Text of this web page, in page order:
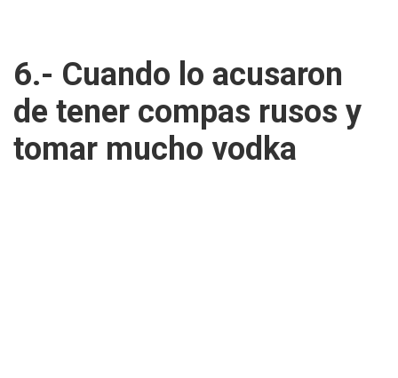
6.- Cuando lo acusaron
de tener compas rusos y
tomar mucho vodka